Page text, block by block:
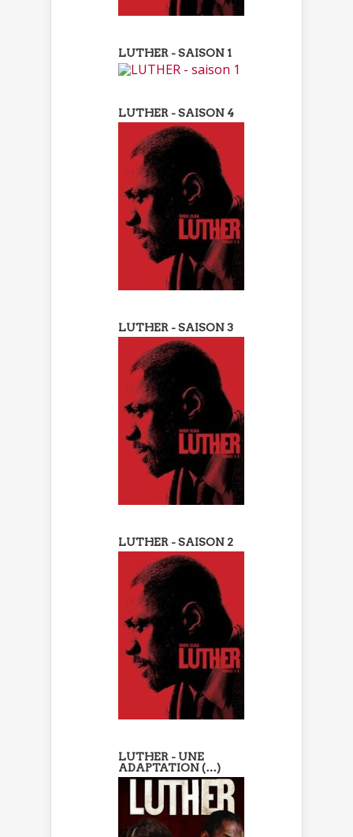
LUTHER - SAISON 1
LUTHER - SAISON 4
LUTHER - SAISON 3
LUTHER - SAISON 2
LUTHER - UNE
ADAPTATION (…)